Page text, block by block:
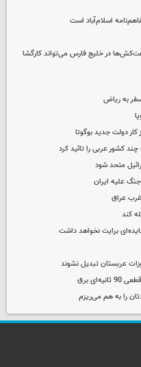
اسلام‌آباد است
در خلیج فارس می‌تواند کارگشا
به ریاض
دولت جدید بوگوتا
متحد شود
علیه ایران
عراق
کند
برایت نخواهد داشت
عربستان تبدیل نشوند
برق
را به هم می‌ریزم